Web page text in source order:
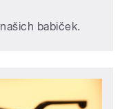
babiček.